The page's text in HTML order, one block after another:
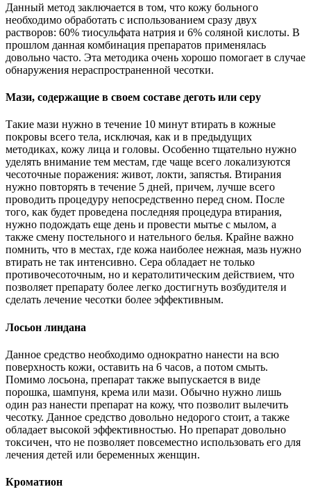
Данный метод заключается в том, что кожу больного
необходимо обработать с использованием сразу двух
растворов: 60% тиосульфата натрия и 6% соляной кислоты. В
прошлом данная комбинация препаратов применялась
довольно часто. Эта методика очень хорошо помогает в случае
обнаружения нераспространенной чесотки.
Мази, содержащие в своем составе деготь или серу
Такие мази нужно в течение 10 минут втирать в кожные
покровы всего тела, исключая, как и в предыдущих
методиках, кожу лица и головы. Особенно тщательно нужно
уделять внимание тем местам, где чаще всего локализуются
чесоточные поражения: живот, локти, запястья. Втирания
нужно повторять в течение 5 дней, причем, лучше всего
проводить процедуру непосредственно перед сном. После
того, как будет проведена последняя процедура втирания,
нужно подождать еще день и провести мытье с мылом, а
также смену постельного и нательного белья. Крайне важно
помнить, что в местах, где кожа наиболее нежная, мазь нужно
втирать не так интенсивно. Сера обладает не только
противочесоточным, но и кератолитическим действием, что
позволяет препарату более легко достигнуть возбудителя и
сделать лечение чесотки более эффективным.
Лосьон линдана
Данное средство необходимо однократно нанести на всю
поверхность кожи, оставить на 6 часов, а потом смыть.
Помимо лосьона, препарат также выпускается в виде
порошка, шампуня, крема или мази. Обычно нужно лишь
один раз нанести препарат на кожу, что позволит вылечить
чесотку. Данное средство довольно недорого стоит, а также
обладает высокой эффективностью. Но препарат довольно
токсичен, что не позволяет повсеместно использовать его для
лечения детей или беременных женщин.
Кроматион